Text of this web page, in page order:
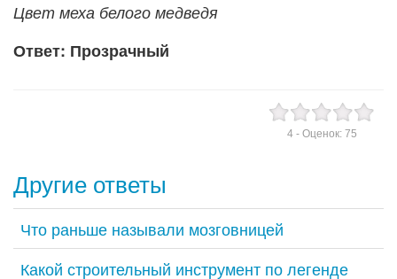
Цвет меха белого медведя
Ответ: Прозрачный
4- Оценок: 75
Другие ответы
Что раньше называли мозговницей
Какой строительный инструмент по легенде